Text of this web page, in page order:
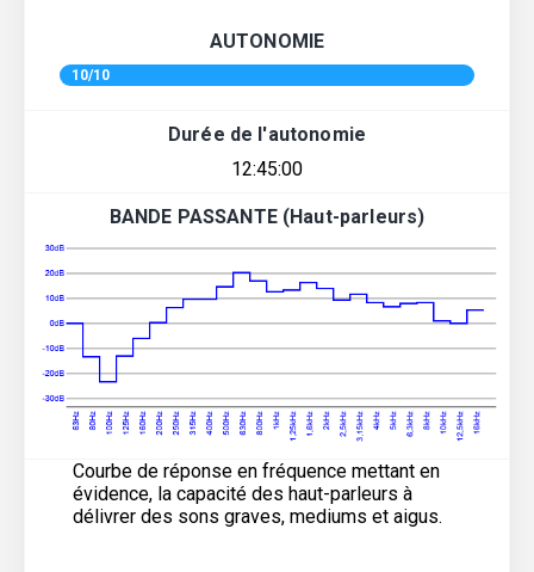
AUTONOMIE
10/10
Durée de l'autonomie
12:45:00
BANDE PASSANTE (Haut-parleurs)
Courbe de réponse en fréquence mettant en
évidence, la capacité des haut-parleurs à
délivrer des sons graves, mediums et aigus.